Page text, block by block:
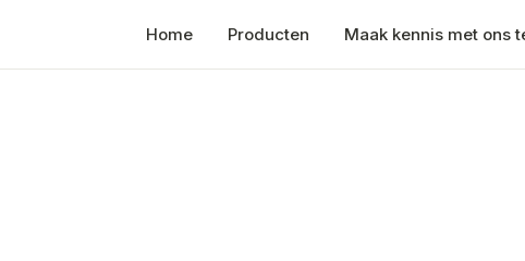
Home Producten Maak kennis met ons